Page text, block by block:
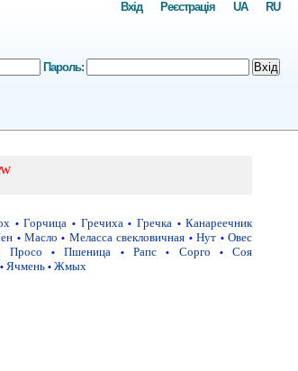
RU
UA
Реєстрація
Вхід
Пароль: Вхід
• Горчица • Гречиха • Гречка • Канареечник
• Масло • Меласса свекловичная • Нут • Овес
Просо • Пшеница • Рапс • Сорго • Соя
• Ячмень • Жмых